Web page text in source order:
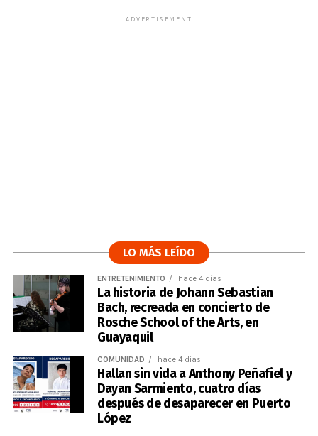
ADVERTISEMENT
LO MÁS LEÍDO
ENTRETENIMIENTO hace 4 días
La historia de Johann Sebastian
Bach, recreada en concierto de
Rosche School of the Arts, en
Guayaquil
COMUNIDAD hace 4 días
Hallan sin vida a Anthony Peñafiel y
Dayan Sarmiento, cuatro días
después de desaparecer en Puerto
López